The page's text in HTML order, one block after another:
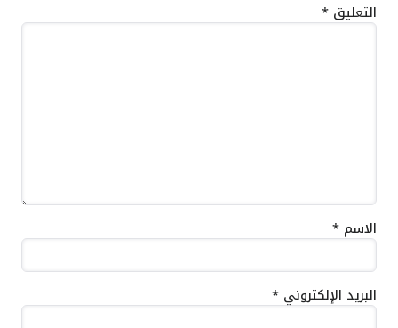
التعليق *
الاسم *
البريد الإلكتروني *